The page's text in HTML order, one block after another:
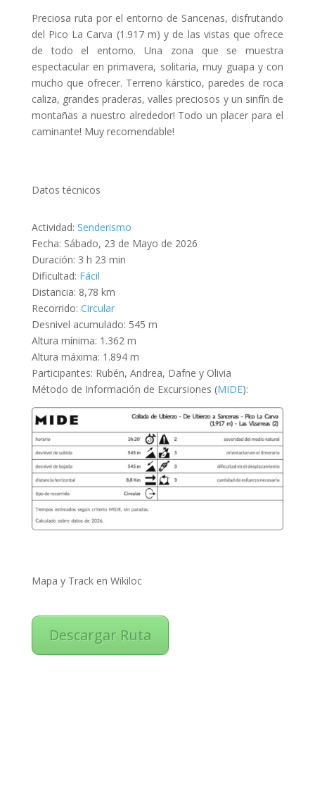
Preciosa ruta por el entorno de Sancenas, disfrutando
del Pico La Carva (1.917 m) y de las vistas que ofrece
de todo el entorno. Una zona que se muestra
espectacular en primavera, solitaria, muy guapa y con
mucho que ofrecer. Terreno kárstico, paredes de roca
caliza, grandes praderas, valles preciosos y un sinfín de
montañas a nuestro alrededor! Todo un placer para el
caminante! Muy recomendable!
Datos técnicos
Actividad: Senderismo
Fecha: Sábado, 23 de Mayo de 2026
Duración: 3 h 23 min
Dificultad: Fácil
Distancia: 8,78 km
Recorrido: Circular
Desnivel acumulado: 545 m
Altura mínima: 1.362 m
Altura máxima: 1.894 m
Participantes: Rubén, Andrea, Dafne y Olivia
Método de Información de Excursiones (MIDE):
Mapa y Track en Wikiloc
Descargar Ruta